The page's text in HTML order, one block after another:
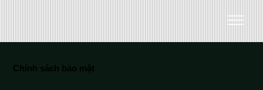
Chính sách bảo mật